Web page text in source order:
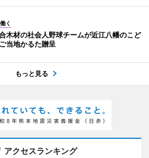
く
木材の社会人野球チームが近江八幡のこど
当地かるた贈呈
もっと見る
アクセスランキング